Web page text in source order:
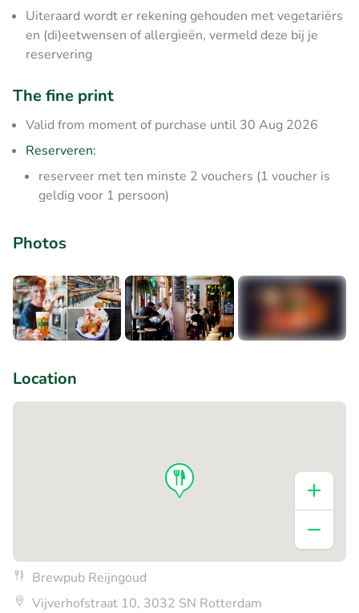
Uiteraard wordt er rekening gehouden met vegetariërs
en (di)eetwensen of allergieën, vermeld deze bij je
reservering
The fine print
Valid from moment of purchase until 30 Aug 2026
Reserveren:
reserveer met ten minste 2 vouchers (1 voucher is
geldig voor 1 persoon)
Photos
Location
Brewpub Reijngoud
Vijverhofstraat 10, 3032 SN Rotterdam